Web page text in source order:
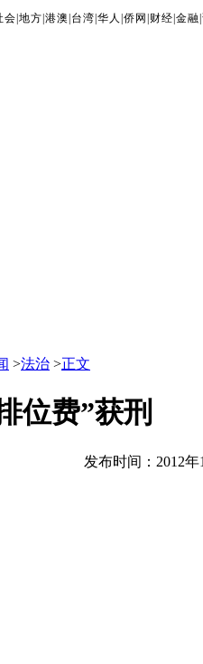
会 |地方 |港澳 台湾 |华人 |侨网 财经 |金融 |
>法治 >正文
位费”获刑
发布时间：2012年